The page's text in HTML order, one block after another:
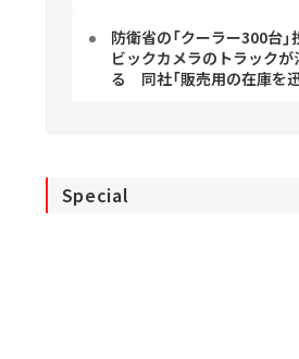
防衛省の「クーラー300台
ビックカメラのトラックが
る 同社「販売用の在庫を
Special